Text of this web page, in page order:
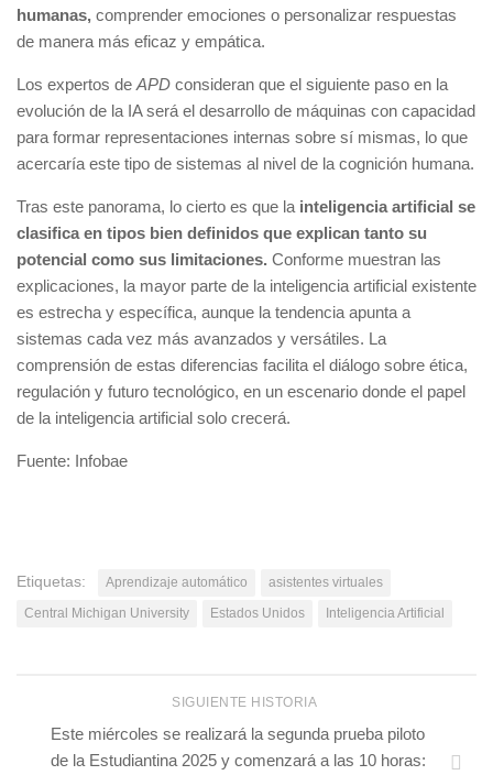
humanas, comprender emociones o personalizar respuestas
de manera más eficaz y empática.
Los expertos de APD consideran que el siguiente paso en la
evolución de la IA será el desarrollo de máquinas con capacidad
para formar representaciones internas sobre sí mismas, lo que
acercaría este tipo de sistemas al nivel de la cognición humana.
Tras este panorama, lo cierto es que la inteligencia artificial se
clasifica en tipos bien definidos que explican tanto su
potencial como sus limitaciones. Conforme muestran las
explicaciones, la mayor parte de la inteligencia artificial existente
es estrecha y específica, aunque la tendencia apunta a
sistemas cada vez más avanzados y versátiles. La
comprensión de estas diferencias facilita el diálogo sobre ética,
regulación y futuro tecnológico, en un escenario donde el papel
de la inteligencia artificial solo crecerá.
Fuente: Infobae
Etiquetas: Aprendizaje automático
asistentes virtuales
Central Michigan University
Estados Unidos Inteligencia Artificial
SIGUIENTE HISTORIA
Este miércoles se realizará la segunda prueba piloto
de la Estudiantina 2025 y comenzará a las 10 horas: